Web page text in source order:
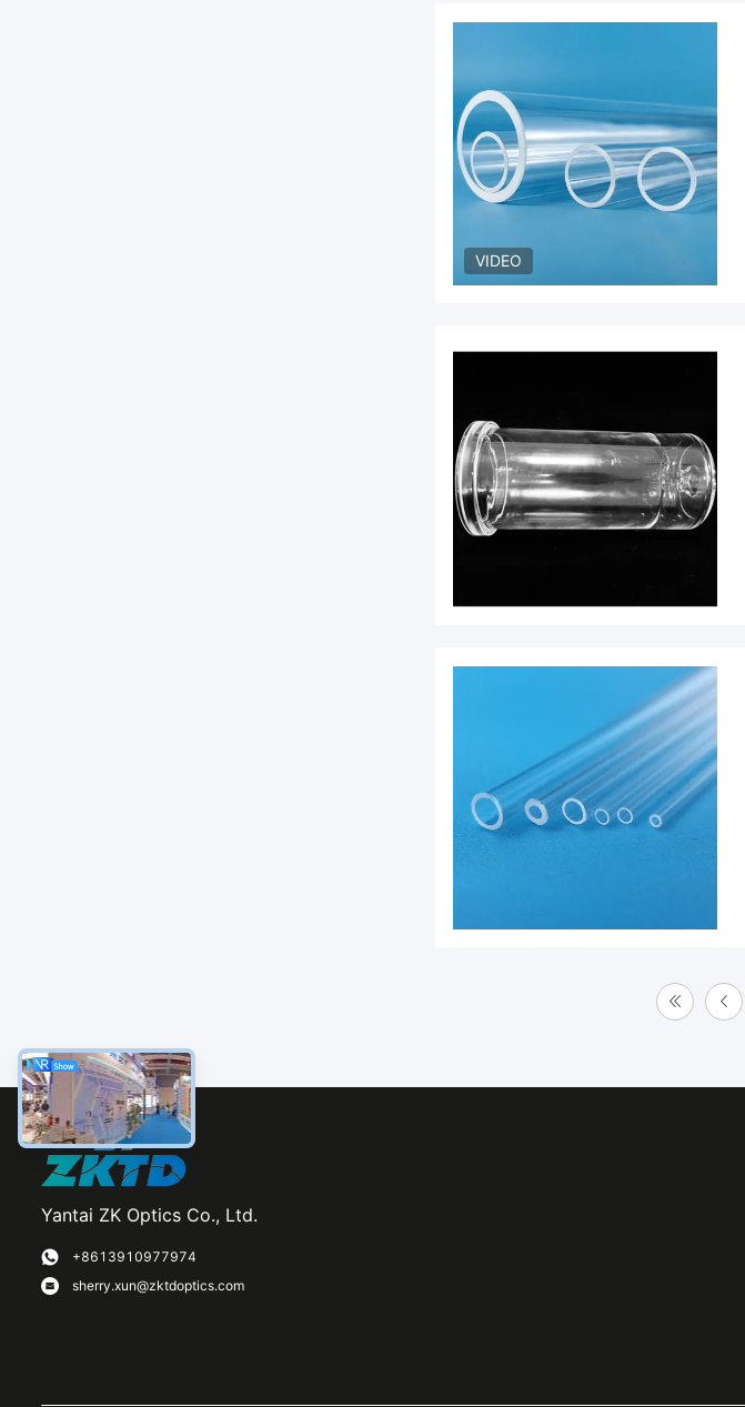
VIDEO
Yantai ZK Optics Co., Ltd.
+8613910977974
sherry.xun@zktdoptics.com